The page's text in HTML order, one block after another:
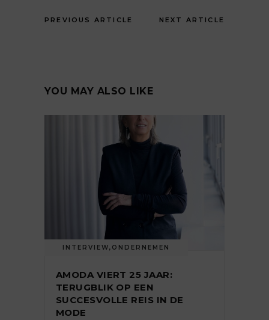
PREVIOUS ARTICLE NEXT ARTICLE
YOU MAY ALSO LIKE
INTERVIEW, ONDERNEMEN
AMODA VIERT 25 JAAR:
TERUGBLIK OP EEN
SUCCESVOLLE REIS IN DE
MODE